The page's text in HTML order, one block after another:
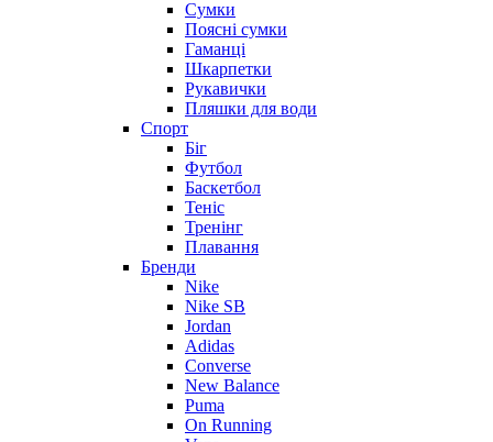
Сумки
Поясні сумки
Гаманці
Шкарпетки
Рукавички
Пляшки для води
Спорт
Біг
Футбол
Баскетбол
Теніс
Тренінг
Плавання
Бренди
Nike
Nike SB
Jordan
Adidas
Converse
New Balance
Puma
On Running